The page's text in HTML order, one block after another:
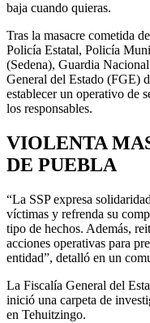
baja cuando quieras.
Tras la masacre cometida
Policía Estatal, Policía
(Sedena), Guardia
General del Estado (FGE)
establecer un operativo de
los responsables.
VIOLENTA
DE PUEBLA
“La SSP expresa
víctimas y refrenda su
tipo de hechos. Además,
acciones operativas para
entidad”, detalló en un
La Fiscalía General del
inició una carpeta de
en Tehuitzingo.